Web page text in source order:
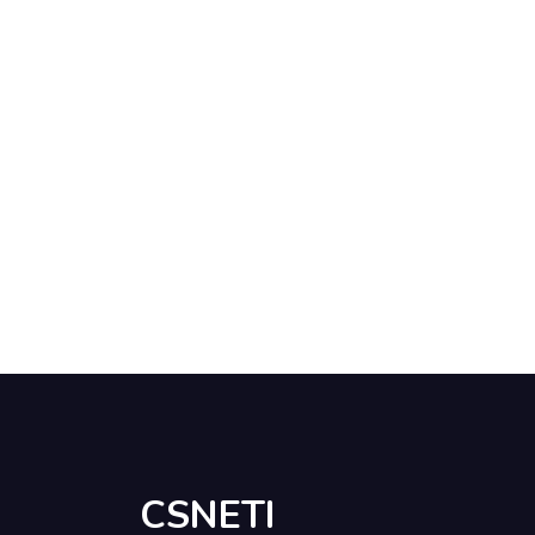
CSNETI